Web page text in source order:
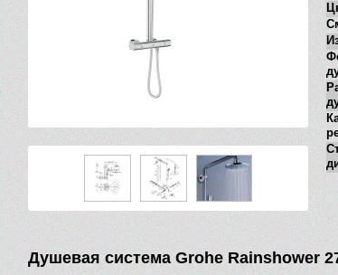
Душевая система Grohe Rainshower